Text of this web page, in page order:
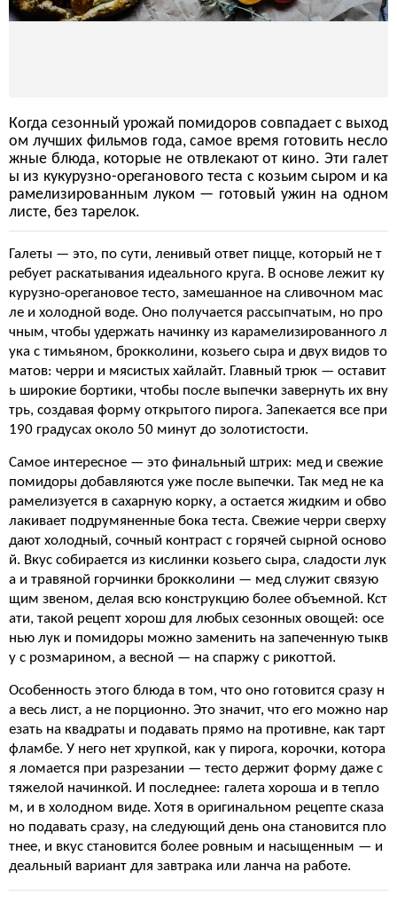
Когда сезонный урожай помидоров совпадает с выход
ом лучших фильмов года, самое время готовить несло
жные блюда, которые не отвлекают от кино. Эти галет
ы из кукурузно-ореганового теста с козьим сыром и ка
рамелизированным луком — готовый ужин на одном
листе, без тарелок.
Галеты — это, по сути, ленивый ответ пицце, который не т
ребует раскатывания идеального круга. В основе лежит ку
курузно-орегановое тесто, замешанное на сливочном мас
ле и холодной воде. Оно получается рассыпчатым, но про
чным, чтобы удержать начинку из карамелизированного л
ука с тимьяном, брокколини, козьего сыра и двух видов то
матов: черри и мясистых хайлайт. Главный трюк — оставит
ь широкие бортики, чтобы после выпечки завернуть их вну
трь, создавая форму открытого пирога. Запекается все при
190 градусах около 50 минут до золотистости.
Самое интересное — это финальный штрих: мед и свежие
помидоры добавляются уже после выпечки. Так мед не ка
рамелизуется в сахарную корку, а остается жидким и обво
лакивает подрумяненные бока теста. Свежие черри сверху
дают холодный, сочный контраст с горячей сырной осново
й. Вкус собирается из кислинки козьего сыра, сладости лук
а и травяной горчинки брокколини — мед служит связую
щим звеном, делая всю конструкцию более объемной. Кст
ати, такой рецепт хорош для любых сезонных овощей: осе
нью лук и помидоры можно заменить на запеченную тыкв
у с розмарином, а весной — на спаржу с рикоттой.
Особенность этого блюда в том, что оно готовится сразу н
а весь лист, а не порционно. Это значит, что его можно нар
езать на квадраты и подавать прямо на противне, как тарт
фламбе. У него нет хрупкой, как у пирога, корочки, котора
я ломается при разрезании — тесто держит форму даже с
тяжелой начинкой. И последнее: галета хороша и в тепло
м, и в холодном виде. Хотя в оригинальном рецепте сказа
но подавать сразу, на следующий день она становится пло
тнее, и вкус становится более ровным и насыщенным — и
деальный вариант для завтрака или ланча на работе.